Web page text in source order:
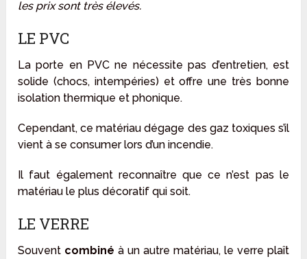
les prix sont très élevés.
LE PVC
La porte en PVC ne nécessite pas d’entretien, est
solide (chocs, intempéries) et offre une très bonne
isolation thermique et phonique.
Cependant, ce matériau dégage des gaz toxiques s’il
vient à se consumer lors d’un incendie.
Il faut également reconnaître que ce n’est pas le
matériau le plus décoratif qui soit.
LE VERRE
Souvent combiné à un autre matériau, le verre plaît